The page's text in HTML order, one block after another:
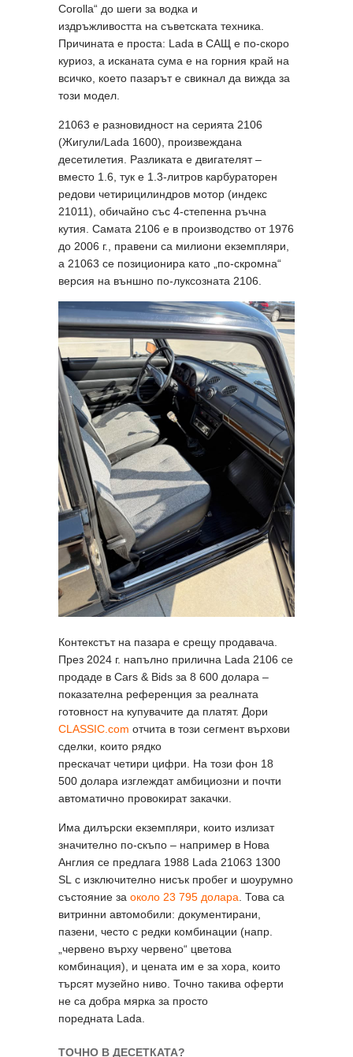
Corolla“ до шеги за водка и
издръжливостта на съветската техника.
Причината е проста: Lada в САЩ е по-скоро
куриоз, а исканата сума е на горния край на
всичко, което пазарът е свикнал да вижда за
този модел.
21063 е разновидност на серията 2106
(Жигули/Lada 1600), произвеждана
десетилетия. Разликата е двигателят –
вместо 1.6, тук е 1.3-литров карбураторен
редови четирицилиндров мотор (индекс
21011), обичайно със 4-степенна ръчна
кутия. Самата 2106 е в производство от 1976
до 2006 г., правени са милиони екземпляри,
а 21063 се позиционира като „по-скромна“
версия на външно по-луксозната 2106.
Контекстът на пазара е срещу продавача.
През 2024 г. напълно прилична Lada 2106 се
продаде в Cars & Bids за 8 600 долара –
показателна референция за реалната
готовност на купувачите да платят. Дори
CLASSIC.com отчита в този сегмент върхови
сделки, които рядко
прескачат четири цифри. На този фон 18
500 долара изглеждат амбициозни и почти
автоматично провокират закачки.
Има дилърски екземпляри, които излизат
значително по-скъпо – например в Нова
Англия се предлага 1988 Lada 21063 1300
SL с изключително нисък пробег и шоурумно
състояние за около 23 795 долара . Това са
витринни автомобили: документирани,
пазени, често с редки комбинации (напр.
„червено върху червено“ цветова
комбинация), и цената им е за хора, които
търсят музейно ниво. Точно такива оферти
не са добра мярка за просто
поредната Lada.
ТОЧНО В ДЕСЕТКАТА?